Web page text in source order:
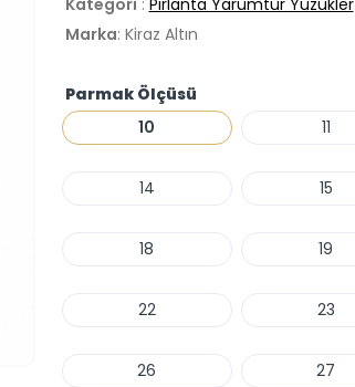
Marka: Kiraz Altın
Parmak Ölçüsü
10
11
14 15
18 19
22 23
26 27